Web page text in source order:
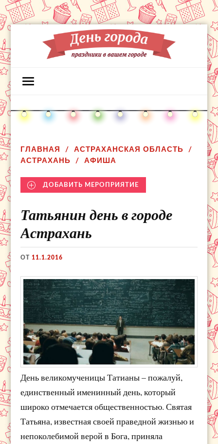
ГЛАВНАЯ
АСТРАХАНСКАЯ ОБЛАСТЬ
АСТРАХАНЬ
АФИША
ДОБАВИТЬ МЕРОПРИЯТИЕ
Татьянин день в городе
Астрахань
ОТ11.1.2016
День великомученицы Татианы – пожалуй,
единственный именинный день, который
широко отмечается общественностью. Святая
Татьяна, известная своей праведной жизнью и
непоколебимой верой в Бога, приняла